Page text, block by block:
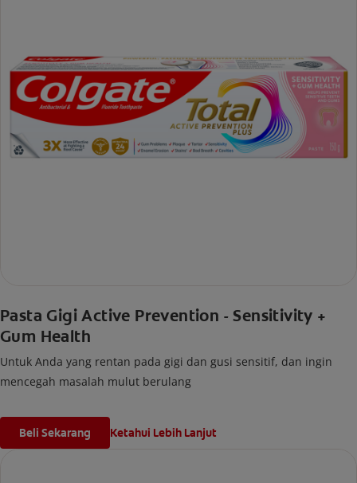
Pasta Gigi Active Prevention - Sensitivity +
Gum Health
Untuk Anda yang rentan pada gigi dan gusi sensitif, dan ingin
mencegah masalah mulut berulang
Beli Sekarang Ketahui Lebih Lanjut